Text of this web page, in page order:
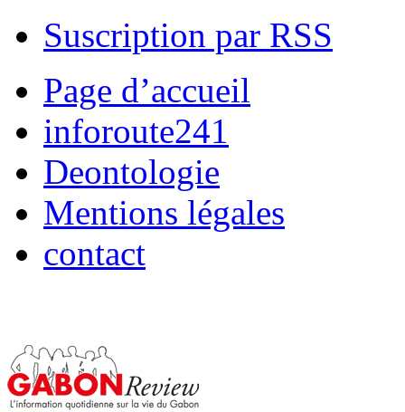
Suscription par RSS
Page d’accueil
inforoute241
Deontologie
Mentions légales
contact